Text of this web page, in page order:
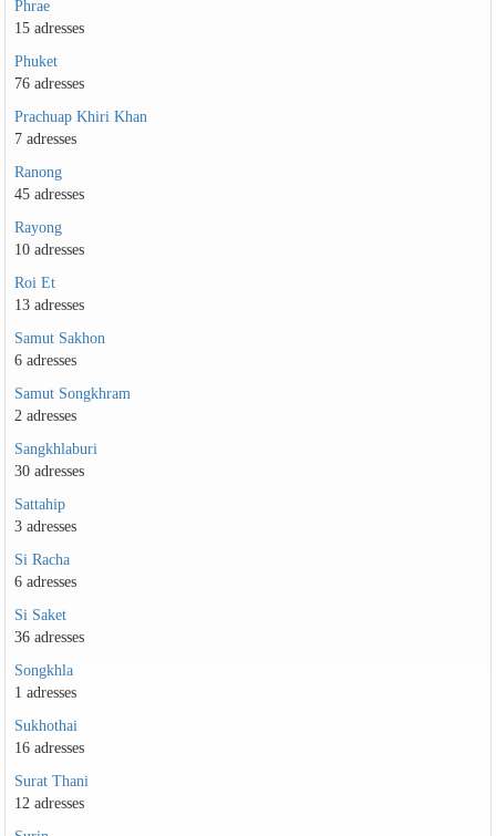
Phrae
15 adresses
Phuket
76 adresses
Prachuap Khiri Khan
7 adresses
Ranong
45 adresses
Rayong
10 adresses
Roi Et
13 adresses
Samut Sakhon
6 adresses
Samut Songkhram
2 adresses
Sangkhlaburi
30 adresses
Sattahip
3 adresses
Si Racha
6 adresses
Si Saket
36 adresses
Songkhla
1 adresses
Sukhothai
16 adresses
Surat Thani
12 adresses